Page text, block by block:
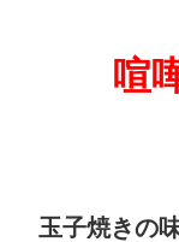
喧
玉子焼きの